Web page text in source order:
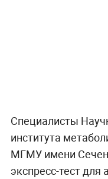
Специалисты
института
МГМУ имени
экспресс-тест